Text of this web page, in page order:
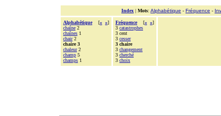
Index | Mots: Alphabétique - Fréquence -
Alphabétique [« »]
chaîne 2
chaînes 1
chair2
chaire 3
chaleur2
champ 5
champs 1
Fréquence [« »]
3 catastrophes
3 cent
3 cesser
3 chaire
3 changement
3 cherché
3 choix